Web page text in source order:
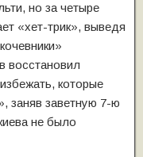
но за четыре
«хет-трик», выведя
восстановил
которые
заняв заветную 7-ю
не было